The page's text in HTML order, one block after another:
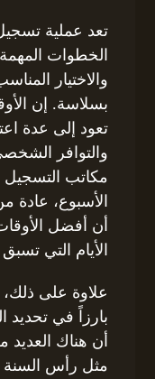
تعد عملية
الخطوات
والاختيار
بسلاسة. إن
تعود إلى عدة
والتوافر
مكاتب التسجيل
الأسبوع، عادة
أن أفضل
الأيام التي
علاوة على
بارزاً في تحديد
أن هناك
مثل رأس السنة